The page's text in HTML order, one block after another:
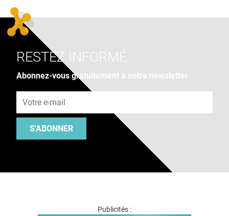
RESTEZ INFORMÉ
Abonnez-vous gratuitement à notre newsletter
S'ABONNER
Publicités :